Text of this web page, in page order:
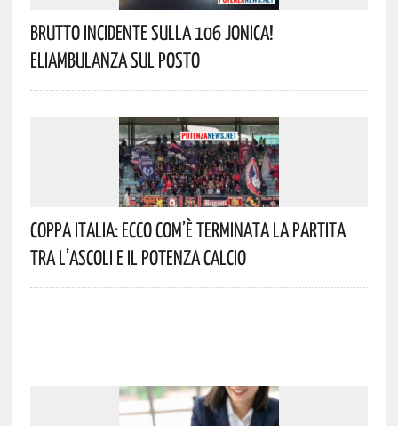
Brutto Incidente Sulla 106 Jonica!
Eliambulanza Sul Posto
Coppa Italia: Ecco Com’è Terminata La Partita
Tra L’Ascoli E Il Potenza Calcio